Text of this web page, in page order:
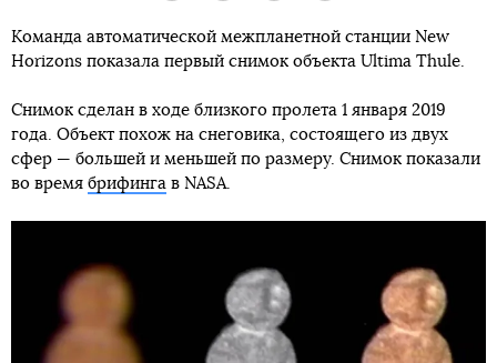
Команда автоматической межпланетной станции New
Horizons показала первый снимок объекта Ultima Thule.
Снимок сделан в ходе близкого пролета 1 января 2019
года. Объект похож на снеговика, состоящего из двух
сфер — большей и меньшей по размеру. Снимок показали
во время брифинга в NASA.